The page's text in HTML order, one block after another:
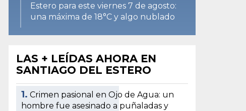
Estero para este viernes 7 de agosto:
una máxima de 18°C y algo nublado
LAS + LEÍDAS AHORA EN
SANTIAGO DEL ESTERO
1. Crimen pasional en Ojo de Agua: un
hombre fue asesinado a puñaladas y